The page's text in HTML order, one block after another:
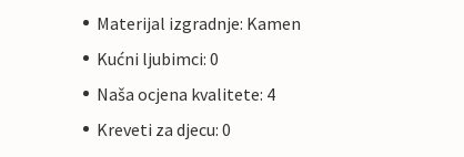
Materijal izgradnje: Kamen
Kućni ljubimci: 0
Naša ocjena kvalitete: 4
Kreveti za djecu: 0